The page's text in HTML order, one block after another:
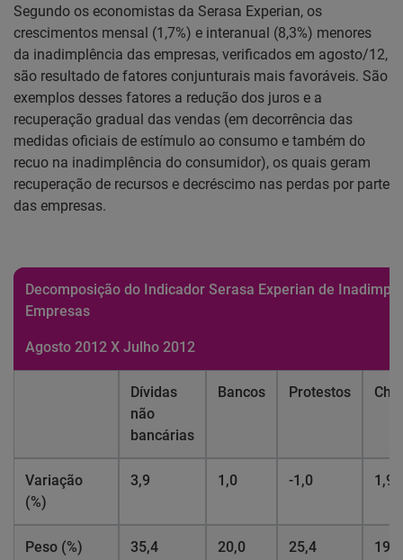
Segundo os economistas da Serasa Experian, os
crescimentos mensal (1,7%) e interanual (8,3%) menores
da inadimplência das empresas, verificados em agosto/12,
são resultado de fatores conjunturais mais favoráveis. São
exemplos desses fatores a redução dos juros e a
recuperação gradual das vendas (em decorrência das
medidas oficiais de estímulo ao consumo e também do
recuo na inadimplência do consumidor), os quais geram
recuperação de recursos e decréscimo nas perdas por parte
das empresas.
Decomposição do Indicador Serasa Experian de
Empresas
Agosto 2012 X Julho 2012
Dívidas
não
bancárias
Bancos Protestos
Variação
(%)
3,9 1,0 -1,0 1,9
Peso (%) 35,4 20,0 25,4 19,2